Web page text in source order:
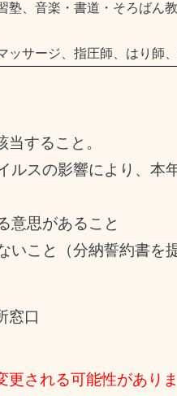
塾、音楽・書道・そろばん教
ッサージ、指圧師、はり師
当すること。
ルスの影響により、本
意思があること
いこと（分納誓約書を
窓口
される可能性があり